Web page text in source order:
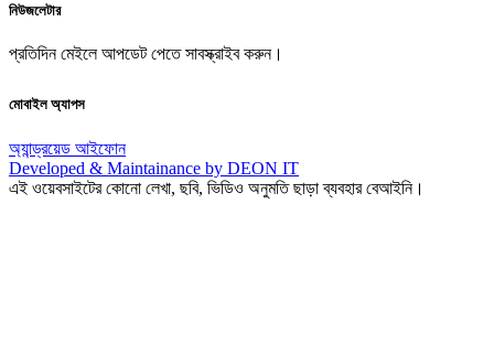
নিউজলেটার
প্রতিদিন মেইলে আপডেট পেতে সাবস্ক্রাইব করুন।
মোবাইল অ্যাপস
অ্যান্ড্রয়েড আইফোন
Developed & Maintainance by DEON IT
এই ওয়েবসাইটের কোনো লেখা, ছবি, ভিডিও অনুমতি ছাড়া ব্যবহার বেআইনি।